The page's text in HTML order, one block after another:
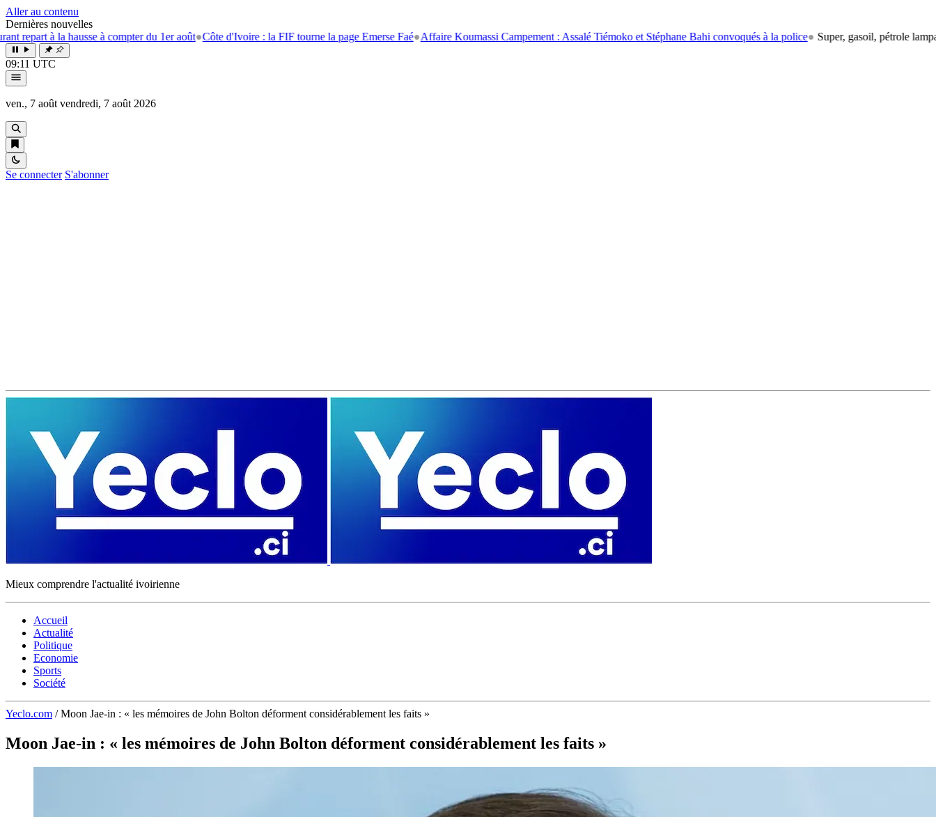
Aller au contenu
Dernières nouvelles
à la hausse à compter du 1er août ●Côte d'Ivoire : la FIF tourne la page Emerse Faé●Affaire Koumassi Campement : Assalé Tiémoko et Stéphane Bahi convoqués à la police● Super, gasoil, pétrole lampant: le
09:11 UTC
ven., 7 août vendredi, 7 août 2026
Se connecter S'abonner
Mieux comprendre l'actualité ivoirienne
Accueil
Actualité
Politique
Economie
Sports
Société
Yeclo.com / Moon Jae-in : « les mémoires de John Bolton déforment considérablement les faits »
Moon Jae-in : « les mémoires de John Bolton déforment considérablement les faits »